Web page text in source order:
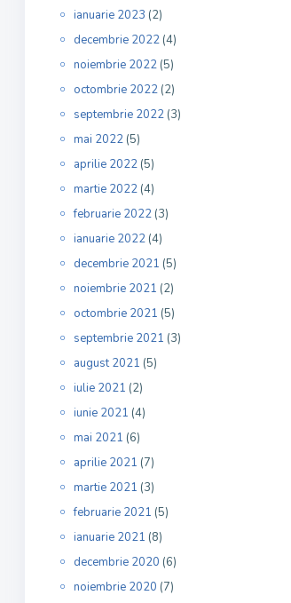
ianuarie 2023 (2)
decembrie 2022 (4)
noiembrie 2022 (5)
octombrie 2022 (2)
septembrie 2022 (3)
mai 2022 (5)
aprilie 2022 (5)
martie 2022 (4)
februarie 2022 (3)
ianuarie 2022 (4)
decembrie 2021 (5)
noiembrie 2021 (2)
octombrie 2021 (5)
septembrie 2021 (3)
august 2021 (5)
iulie 2021 (2)
iunie 2021 (4)
mai 2021 (6)
aprilie 2021 (7)
martie 2021 (3)
februarie 2021 (5)
ianuarie 2021 (8)
decembrie 2020 (6)
noiembrie 2020 (7)